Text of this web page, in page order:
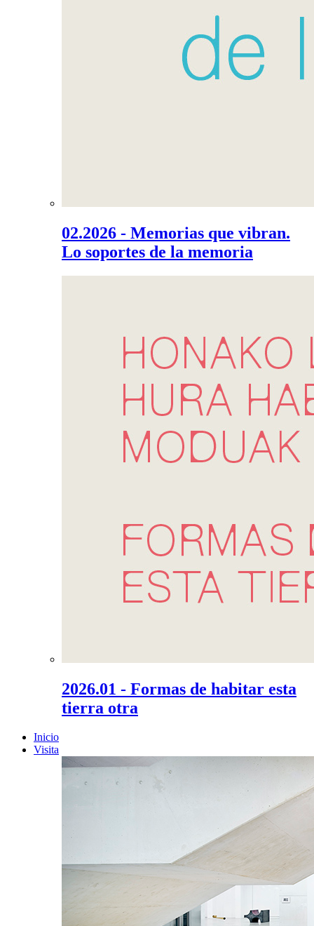
02.2026 - Memorias que vibran.
Lo soportes de la memoria
2026.01 - Formas de habitar esta
tierra otra
Inicio
Visita